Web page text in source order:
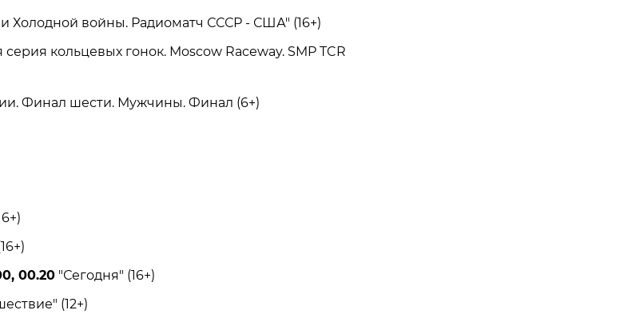
войны. Радиоматч СССР - США" (16+)
кольцевых гонок. Moscow Raceway. SMP TCR
Финал шести. Мужчины. Финал (6+)
00.20"Сегодня" (16+)
(12+)